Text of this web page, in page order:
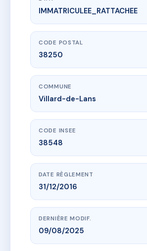
www.vme.plus/AG0935189
L'ECRIN
56 imp des gauchets
IMMATRICULEE_RATTACHEE
CODE POSTAL
38250
COMMUNE
Villard-de-Lans
CODE INSEE
38548
DATE RÈGLEMENT
31/12/2016
DERNIÈRE MODIF.
09/08/2025